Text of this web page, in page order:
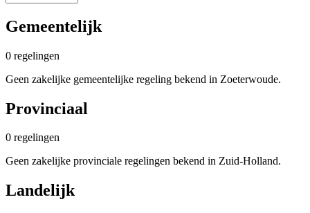
Gemeentelijk
0 regelingen
Geen zakelijke gemeentelijke regeling bekend in Zoeterwoude.
Provinciaal
0 regelingen
Geen zakelijke provinciale regelingen bekend in Zuid-Holland.
Landelijk